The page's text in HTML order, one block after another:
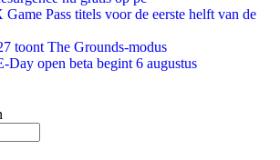
Pass titels voor de eerste helft van de
toont The Grounds-modus
Day open beta begint 6 augustus